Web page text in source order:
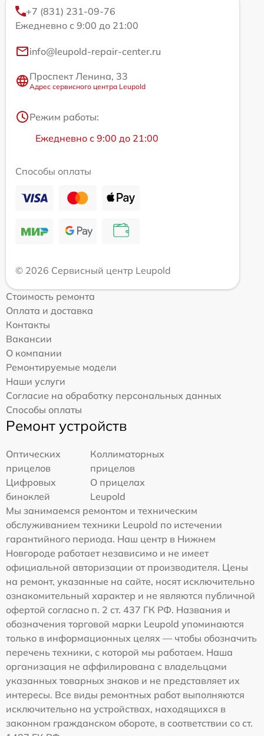
+7 (831) 231-09-76
Ежедневно с 9:00 до 21:00
info@leupold-repair-center.ru
Проспект Ленина, 33
Адрес сервисного центра Leupold
Режим работы:
Ежедневно с 9:00 до 21:00
Способы оплаты
© 2026 Сервисный центр Leupold
Стоимость ремонта
Оплата и доставка
Контакты
Вакансии
О компании
Ремонтируемые модели
Наши услуги
Согласие на обработку персональных данных
Способы оплаты
Ремонт устройств
Оптических
прицелов
Коллиматорных
прицелов
Цифровых
биноклей
О прицелах
Leupold
Мы занимаемся ремонтом и техническим
обслуживанием техники Leupold по истечении
гарантийного периода. Наш центр в Нижнем
Новгороде работает независимо и не имеет
официальной авторизации от производителя. Цены
на ремонт, указанные на сайте, носят исключительно
ознакомительный характер и не являются публичной
офертой согласно п. 2 ст. 437 ГК РФ. Названия и
обозначения торговой марки Leupold упоминаются
только в информационных целях — чтобы обозначить
перечень техники, с которой мы работаем. Наша
организация не аффилирована с владельцами
указанных товарных знаков и не представляет их
интересы. Все виды ремонтных работ выполняются
исключительно на устройствах, находящихся в
законном гражданском обороте, в соответствии со ст.